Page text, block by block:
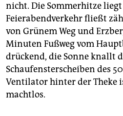
nicht. Die Sommerhitze
Feierabendverkehr fließt
von Grünem Weg und
Minuten Fußweg vom
drückend, die Sonne knallt
Schaufensterscheiben des
Ventilator hinter der Theke
machtlos.